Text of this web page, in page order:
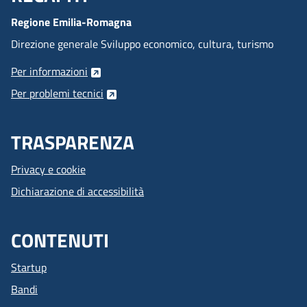
Regione Emilia-Romagna
Direzione generale Sviluppo economico, cultura, turismo
Per informazioni
Per problemi tecnici
TRASPARENZA
Privacy e cookie
Dichiarazione di accessibilità
CONTENUTI
Startup
Bandi